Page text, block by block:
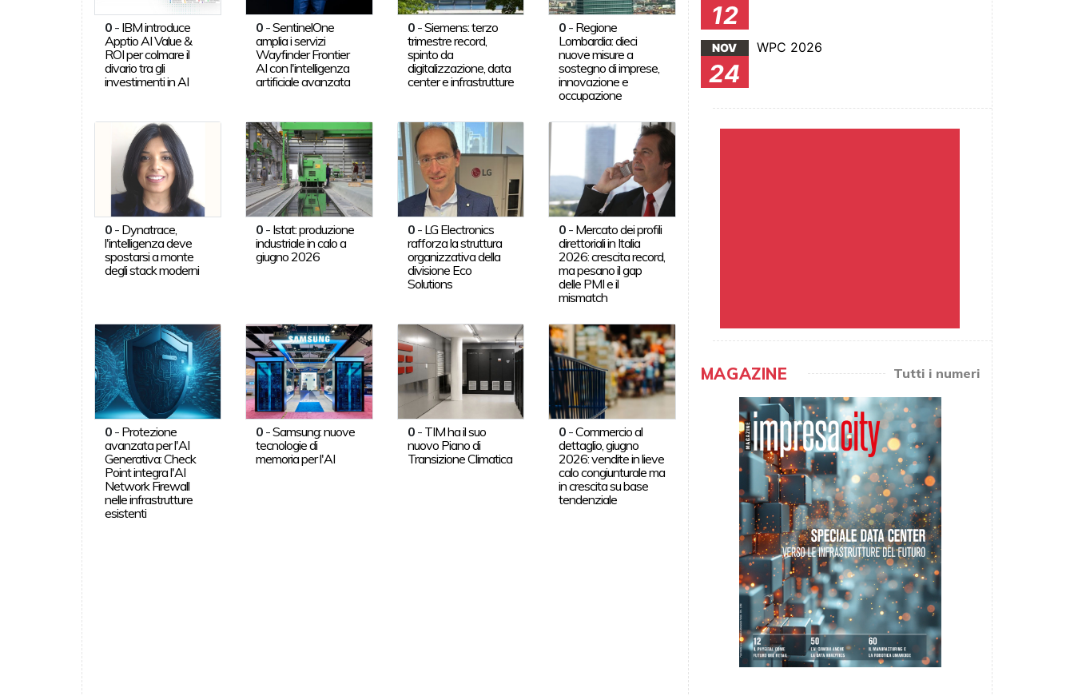
0- IBM introduce
Apptio AI Value &
ROI per colmare il
divario tra gli
investimenti in AI
0 -SentinelOne
amplia i servizi
Wayfinder Frontier
AI con l'intelligenza
artificiale avanzata
0-Siemens: terzo
trimestre record,
spinto da
digitalizzazione, data
center e infrastrutture
0 - Regione
Lombardia: dieci
nuove misure a
sostegno di imprese,
innovazione e
occupazione
0- Dynatrace,
l'intelligenza deve
spostarsi a monte
degli stack moderni
0 - Istat: produzione
industriale in calo a
giugno 2026
0- LG Electronics
rafforza la struttura
organizzativa della
divisione Eco
Solutions
0 - Mercato dei profili
direttoriali in Italia
2026: crescita record,
ma pesano il gap
delle PMI e il
mismatch
0- Protezione
avanzata per l'AI
Generativa: Check
Point integra l'AI
Network Firewall
nelle infrastrutture
esistenti
0 -Samsung: nuove
tecnologie di
memoria per l'AI
0- TIM ha il suo
nuovo Piano di
Transizione Climatica
0 -Commercio al
dettaglio, giugno
2026: vendite in lieve
calo congiunturale ma
in crescita su base
tendenziale
12
NOV
24
WPC 2026
MAGAZINE Tutti i numeri